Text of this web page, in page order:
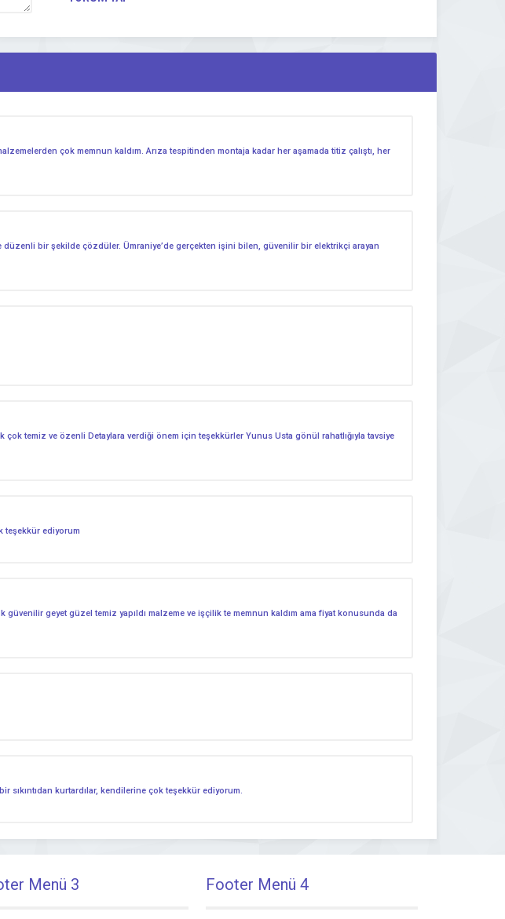
çok memnun kaldım. Arıza tespitinden montaja kadar her aşamada titiz çalıştı, her
düzenli bir şekilde çözdüler. Ümraniye’de gerçekten işini bilen, güvenilir bir elektrikçi arayan
temiz ve özenli Detaylara verdiği önem için teşekkürler Yunus Usta gönül rahatlığıyla tavsiye
teşekkür ediyorum
geyet güzel temiz yapıldı malzeme ve işçilik te memnun kaldım ama fiyat konusunda da
sıkıntıdan kurtardılar, kendilerine çok teşekkür ediyorum.
Menü 3 Footer Menü 4